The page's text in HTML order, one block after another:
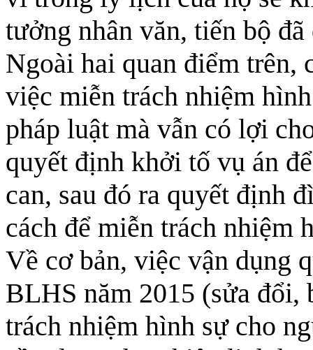
tưởng nhân văn, tiến bộ
Ngoài hai quan điểm trên,
việc miễn trách nhiệm
pháp luật mà vẫn có lợi
quyết định khởi tố vụ án
can, sau đó ra quyết định
cách để miễn trách nhiệm
Về cơ bản, việc vận dụng
BLHS năm 2015 (sửa đổi,
trách nhiệm hình sự cho